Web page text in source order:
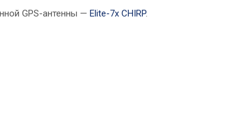
GPS-антенны — Elite-7x CHIRP.